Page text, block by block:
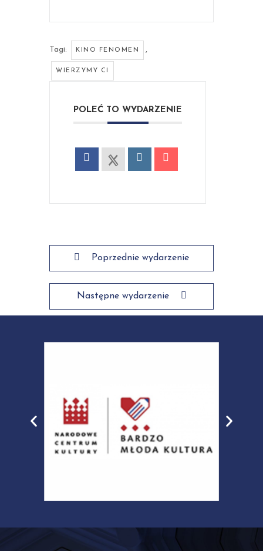
Tagi: KINO FENOMEN ,
WIERZYMY CI
POLEĆ TO WYDARZENIE
Poprzednie wydarzenie
Następne wydarzenie